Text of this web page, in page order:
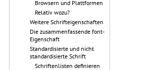
Browsern und Plattformen
Relativ wozu?
Weitere Schrifteigenschaften
Die zusammenfassende font-
Eigenschaft
Standardisierte und nicht
standardisierte Schrift
Schriftenlisten definieren